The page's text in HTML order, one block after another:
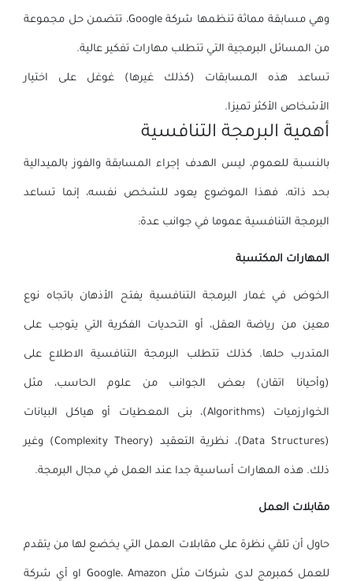
وهي مسابقة مماثة تنظمها شركة Google، تتضمن حل مجموعة
من المسائل البرمجية التي تتطلب مهارات تفكير عالية.
تساعد هذه المسابقات (كذلك غيرها) غوغل على اختيار
الأشخاص الأكثر تميزا.
أهمية البرمجة التنافسية
بالنسبة للعموم، ليس الهدف إجراء المسابقة والفوز بالميدالية
بحد ذاته، فهذا الموضوع يعود للشخص نفسه، إنما تساعد
البرمجة التنافسية عموما في جوانب عدة:
المهارات المكتسبة
الخوض في غمار البرمجة التنافسية يفتح الأذهان باتجاه نوع
معين من رياضة العقل، أو التحديات الفكرية التي يتوجب على
المتدرب حلها. كذلك تتطلب البرمجة التنافسية الاطلاع على
(وأحيانا اتقان) بعض الجوانب من علوم الحاسب، مثل
الخوارزميات (Algorithms)، بنى المعطيات أو هياكل البيانات
(Data Structures)، نظرية التعقيد (Complexity Theory) وغير
ذلك. هذه المهارات أساسية جدا عند العمل في مجال البرمجة.
مقابلات العمل
حاول أن تلقي نظرة على مقابلات العمل التي يخضع لها من يتقدم
للعمل كمبرمج لدى شركات مثل Google، Amazon او أي شركة